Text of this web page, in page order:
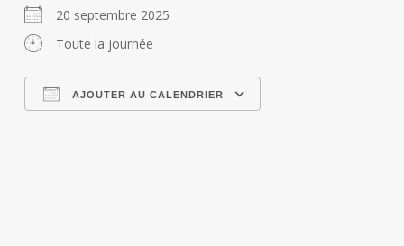
20 septembre 2025
Toute la journée
AJOUTER AU CALENDRIER